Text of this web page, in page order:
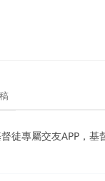
徒專屬交友APP，基